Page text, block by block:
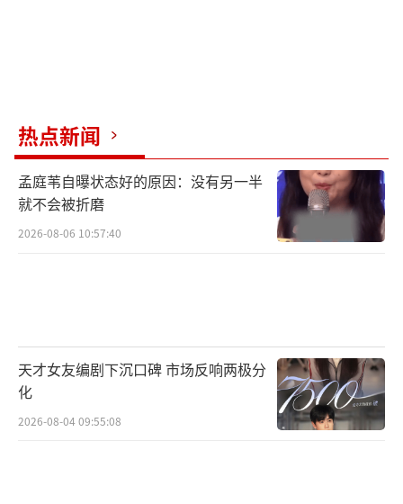
热点新闻
孟庭苇自曝状态好的原因：没有另一半
就不会被折磨
2026-08-06 10:57:40
天才女友编剧下沉口碑 市场反响两极分
化
2026-08-04 09:55:08